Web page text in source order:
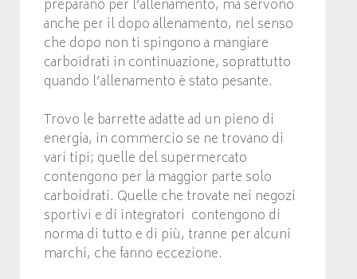
preparano per l’allenamento, ma servono
anche per il dopo allenamento, nel senso
che dopo non ti spingono a mangiare
carboidrati in continuazione, soprattutto
quando l’allenamento è stato pesante.
Trovo le barrette adatte ad un pieno di
energia, in commercio se ne trovano di
vari tipi; quelle del supermercato
contengono per la maggior parte solo
carboidrati. Quelle che trovate nei negozi
sportivi e di integratori contengono di
norma di tutto e di più, tranne per alcuni
marchi, che fanno eccezione.